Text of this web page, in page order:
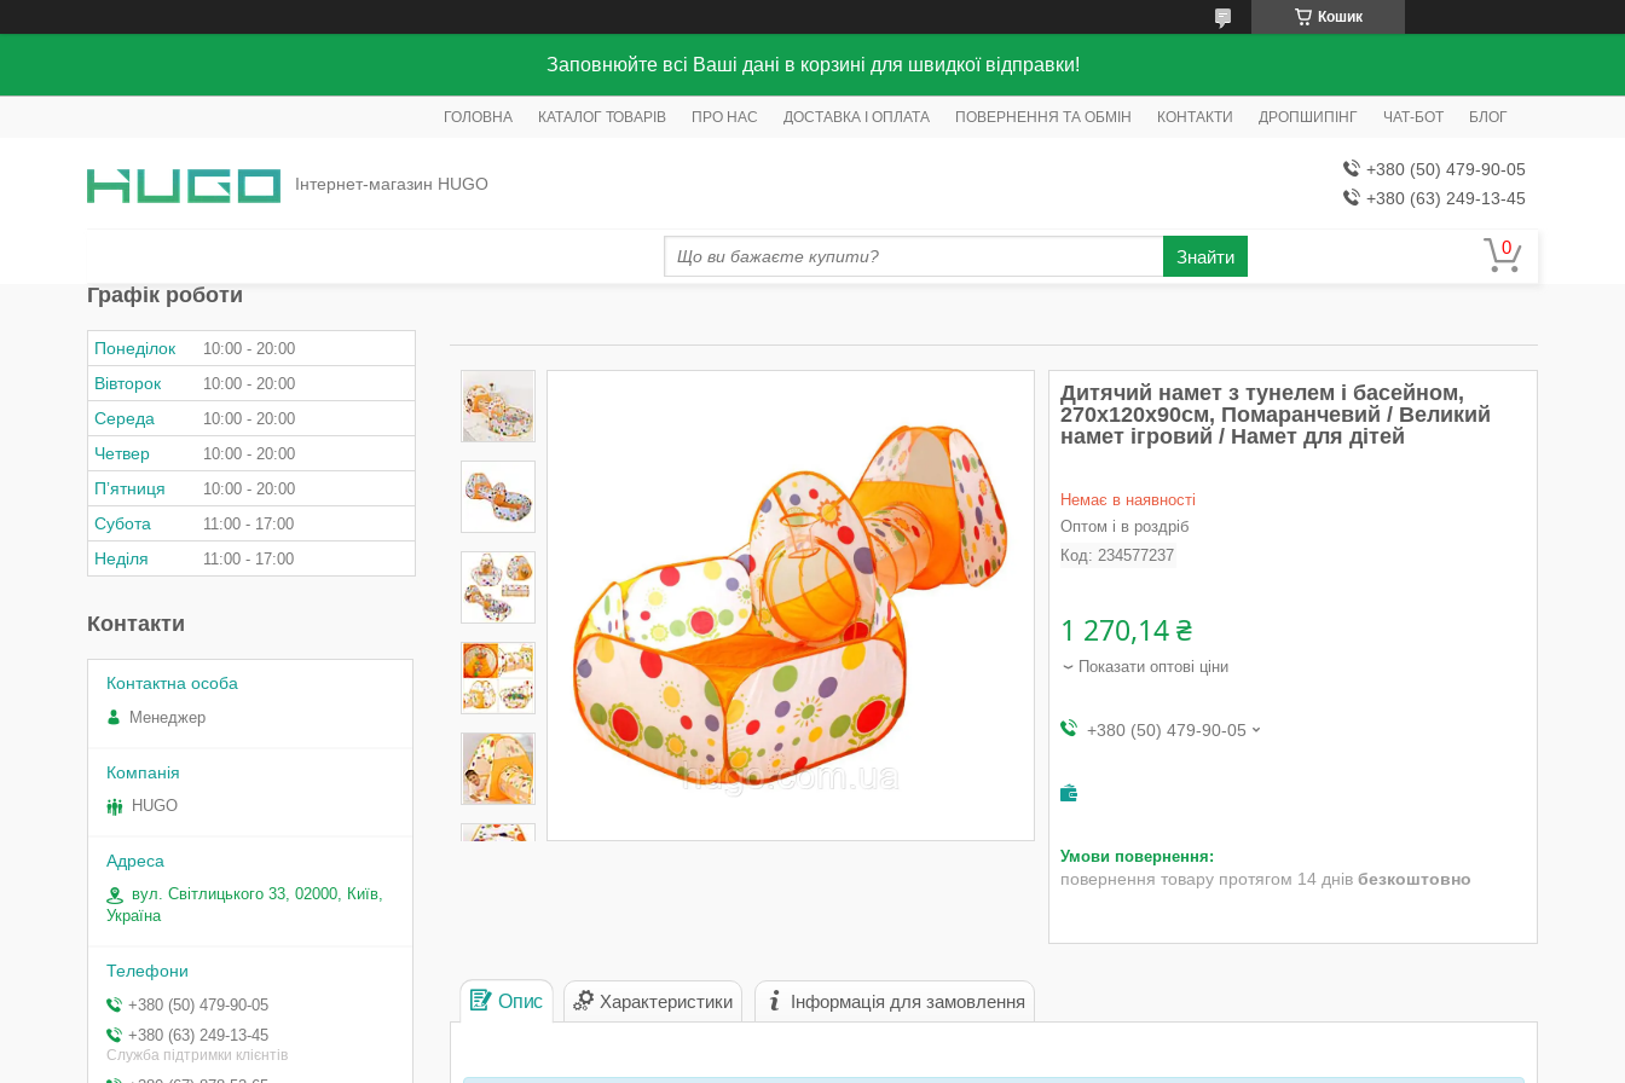
Кошик
Заповнюйте всі Ваші дані в корзині для швидкої відправки!
ГОЛОВНА КАТАЛОГ ТОВАРІВ ПРО НАС ДОСТАВКА І ОПЛАТА ПОВЕРНЕННЯ ТА ОБМІН КОНТАКТИ ДРОПШИПІНГ ЧАТ-БОТ БЛОГ
Інтернет-магазин HUGO
+380 (50) 479-90-05
+380 (63) 249-13-45
Знайти
Дитячий намет з тунелем і басейном,
270х120х90см, Помаранчевий / Великий
намет ігровий / Намет для дітей
Немає в наявності
Оптом і в роздріб
Код: 234577237
1 270,14 ₴
Показати оптові ціни
+380 (50) 479-90-05
повернення товару протягом 14 днів безкоштовно
Опис Характеристики Інформація для замовлення
Графік роботи
Понеділок 10:00 20:00
Вівторок 10:00 20:00
Середа 10:00 20:00
Четвер 10:00 20:00
Пʼятниця 10:00 20:00
Субота 11:00 17:00
Неділя 11:00 17:00
Контакти
Менеджер
HUGO
вул. Світлицького 33, 02000, Київ,
Україна
+380 (50) 479-90-05
+380 (63) 249-13-45
Служба підтримки клієнтів